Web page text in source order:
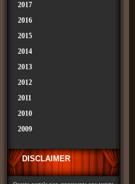
2017
2016
2015
2014
2013
2012
2011
2010
2009
DISCLAIMER